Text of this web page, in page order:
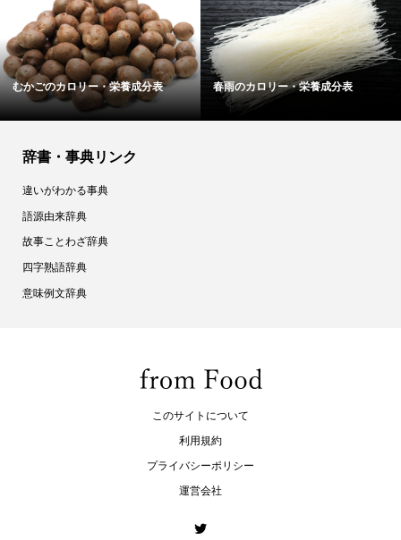
成分表 アワビ／鮑／あわび 枝豆／えだまめ／エ
辞書・事典リンク
違いがわかる事典
語源由来辞典
故事ことわざ辞典
四字熟語辞典
意味例文辞典
このサイトについて
利用規約
プライバシーポリシー
運営会社